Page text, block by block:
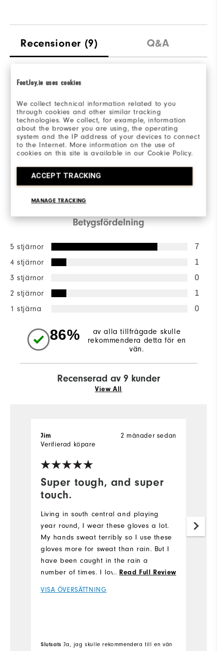
FootJoy.ie uses cookies
We collect technical information related to you
through cookies and other similar tracking
technologies. We collect, for example, information
about the browser you are using, the operating
system and the IP address of your devices to connect
to the Internet. More information on the use of
cookies on this site is available in our Cookie Policy.
ACCEPT TRACKING
MANAGE TRACKING
Recensioner (9) Q&A
Overall Rating
4.6/5
SKRIV EN RECENSION
Betygsfördelning
5 stjärnor 7
4 stjärnor 1
3 stjärnor 0
2 stjärnor 1
1 stjärna 0
86%
av alla tillfrågade skulle
rekommendera detta för en
vän.
Recenserad av 9 kunder
View All
Super tough, and super
touch.
2 månader sedan
Jim
Verifierad köpare
Living in south central and playing
year round, I wear these gloves a lot.
My hands sweat terribly so I use these
gloves more for sweat than rain. But I
have been caught in the rain a
number of times. I love these gloves.
Super gripping no matter how wet they
get. Also, they wear like iron.
... Read Full Review
VISA ÖVERSÄTTNING
Slutsats Ja, jag skulle rekommendera till en vän